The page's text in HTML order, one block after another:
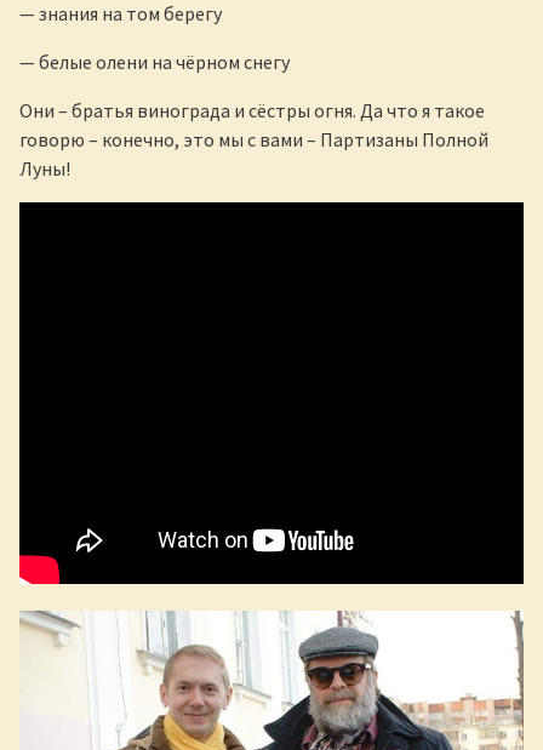
— знания на том берегу
— белые олени на чёрном снегу
Они – братья винограда и сёстры огня. Да что я такое
говорю – конечно, это мы с вами – Партизаны Полной
Луны!